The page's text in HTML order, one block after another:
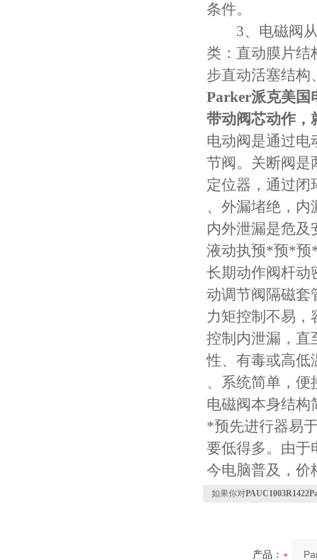
条件。
3、电磁阀从
类：直动膜片结
步直动活塞结构
Parker派克美国
带动阀芯动作，
电动阀是通过电
节阀。关断阀是
定位器，通过闭
、外漏堵绝，内
内外泄漏是危及
液动执预*预*预
长期动作阀杆动
动调节阀隔磁套
力矩控制不易，
控制内泄漏，直
性、有毒或高低
、系统简单，便
电磁阀本身结
*预先进行器易
要低得多。由于
今电脑普及，价
如果你对
产品：